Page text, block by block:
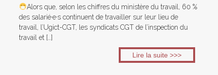
Alors que, selon les chiffres du ministère du travail, 60 %
des salarié·e·s continuent de travailler sur leur lieu de
travail, l’Ugict-CGT, les syndicats CGT de l’inspection du
travail et […]
Lire la suite >>>